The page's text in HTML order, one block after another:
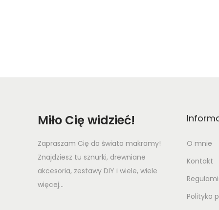
Miło Cię widzieć!
Zapraszam Cię do świata makramy!
Znajdziesz tu sznurki, drewniane
akcesoria, zestawy DIY i wiele, wiele
więcej...
O mnie
Kontakt
Polityka